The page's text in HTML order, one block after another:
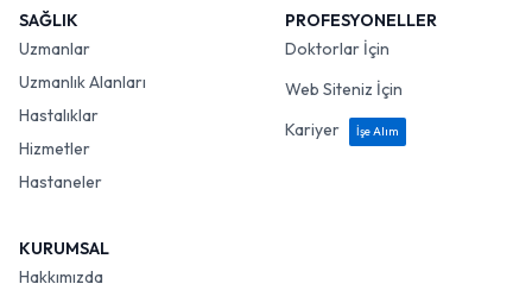
SAĞLIK
Uzmanlar
Uzmanlık Alanları
Hastalıklar
Hizmetler
Hastaneler
PROFESYONELLER
Doktorlar İçin
Web Siteniz İçin
Kariyer
İşe Alım
KURUMSAL
Hakkımızda